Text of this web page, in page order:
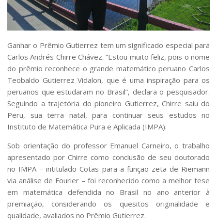
Artes, Cultura e Esportes
Museus e Espaços Interativos
Serviços
Bibliotecas
Apoio ao Estudante
Segurança, Trânsito e Prevenção
RH, Administrativo e Financeiro
Outros serviços
Comunicação
Assessorias e Mídias
Aplicativos e Sites
Agenda de Eventos
Defesa de Teses
Ganhar o Prêmio Gutierrez tem um significado especial para
Carlos Andrés Chirre Chávez. “Estou muito feliz, pois o nome
do prêmio reconhece o grande matemático peruano Carlos
Teobaldo Gutierrez Vidalon, que é uma inspiração para os
peruanos que estudaram no Brasil”, declara o pesquisador.
Seguindo a trajetória do pioneiro Gutierrez, Chirre saiu do
Peru, sua terra natal, para continuar seus estudos no
Instituto de Matemática Pura e Aplicada (IMPA).
Sob orientação do professor Emanuel Carneiro, o trabalho
apresentado por Chirre como conclusão de seu doutorado
no IMPA – intituladoCotas para a função zeta de Riemann
via análise de Fourier – foi reconhecido como a melhor tese
em matemática defendida no Brasil no ano anterior à
premiação, considerando os quesitos originalidade e
qualidade, avaliados no Prêmio Gutierrez.